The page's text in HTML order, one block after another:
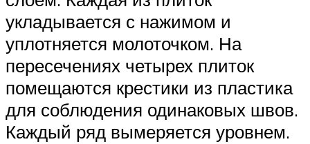
укладывается с нажимом и
уплотняется молоточком. На
пересечениях четырех плиток
помещаются крестики из пластика
для соблюдения одинаковых швов.
Каждый ряд вымеряется уровнем.